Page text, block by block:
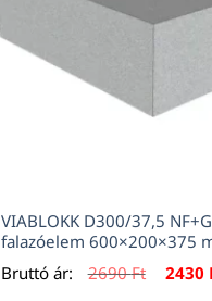
VIABLOKK D300/37,5
falazóelem 600×200×375
Bruttó ár:
2690Ft 2430